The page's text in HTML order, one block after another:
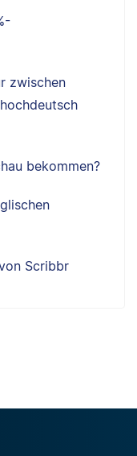
zwischen
bekommen?
Scribbr